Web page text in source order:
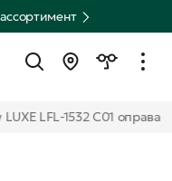
LFL-1532 C01 оправа